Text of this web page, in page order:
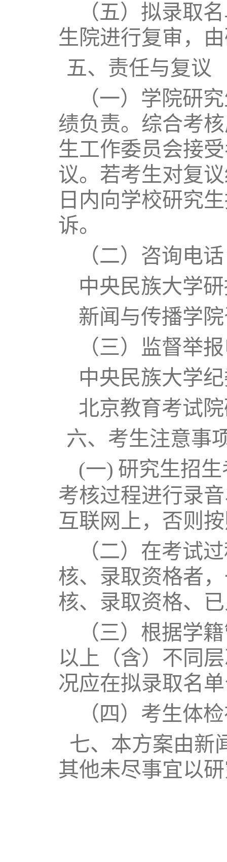
（五）拟录取
生院进行复审，
五、责任与复议
（一）学院研
绩负责。综合考
生工作委员会接
议。若考生对复
日内向学校研究
诉。
（二）咨询电话
中央民族大学
新闻与传播学
（三）监督举
中央民族大学
北京教育考试
六、考生注意事
(一) 研究生招
考核过程进行录
互联网上，否则
（二）在考试
核、录取资格者
核、录取资格、
（三）根据学
以上（含）不同
况应在拟录取名
（四）考生体
七、本方案由新
其他未尽事宜以